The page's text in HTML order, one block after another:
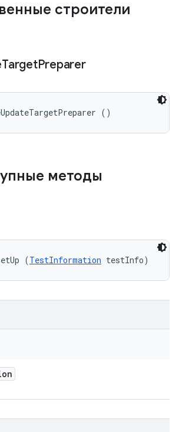
строители
TargetPreparer
()
методы
(TestInformation testInfo)